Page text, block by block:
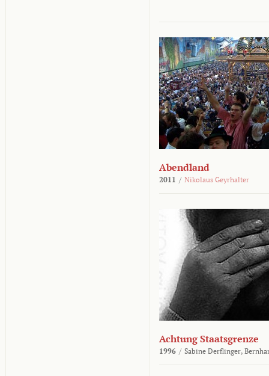
Abendland
2011 / Nikolaus Geyrhalter
Achtung Staatsgrenze
1996 / Sabine Derflinger,